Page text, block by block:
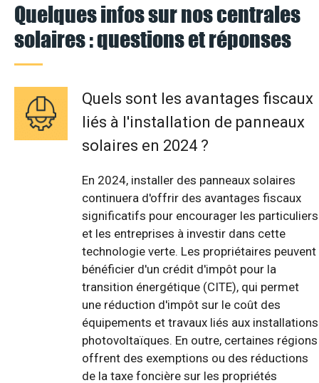
Quelques infos sur nos centrales
solaires : questions et réponses
Quels sont les avantages fiscaux
liés à l'installation de panneaux
solaires en 2024 ?
En 2024, installer des panneaux solaires
continuera d'offrir des avantages fiscaux
significatifs pour encourager les particuliers
et les entreprises à investir dans cette
technologie verte. Les propriétaires peuvent
bénéficier d'un crédit d'impôt pour la
transition énergétique (CITE), qui permet
une réduction d'impôt sur le coût des
équipements et travaux liés aux installations
photovoltaïques. En outre, certaines régions
offrent des exemptions ou des réductions
de la taxe foncière sur les propriétés